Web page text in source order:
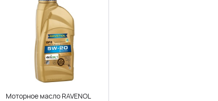
Моторное масло RAVENOL